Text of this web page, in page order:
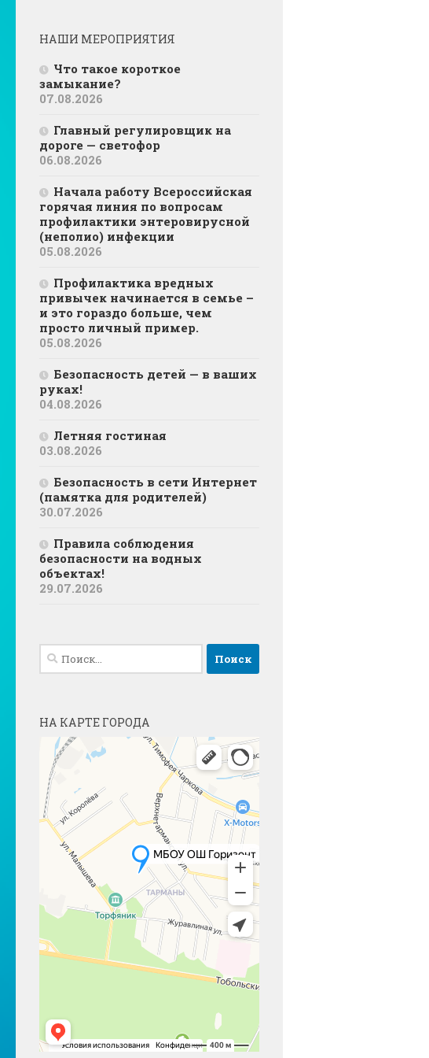
НАШИ МЕРОПРИЯТИЯ
Что такое короткое
замыкание?
07.08.2026
Главный регулировщик на
дороге — светофор
06.08.2026
Начала работу Всероссийская
горячая линия по вопросам
профилактики энтеровирусной
(неполио) инфекции
05.08.2026
Профилактика вредных
привычек начинается в семье –
и это гораздо больше, чем
просто личный пример.
05.08.2026
Безопасность детей — в ваших
руках!
04.08.2026
Летняя гостиная
03.08.2026
Безопасность в сети Интернет
(памятка для родителей)
30.07.2026
Правила соблюдения
безопасности на водных
объектах!
29.07.2026
Найти:
НА КАРТЕ ГОРОДА